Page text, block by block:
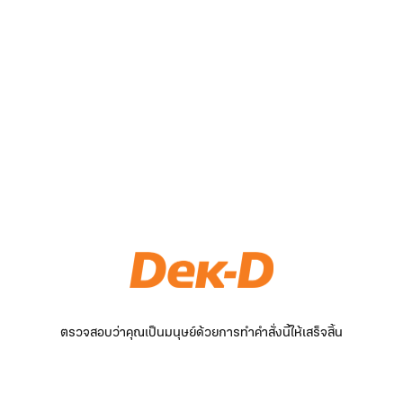
ตรวจสอบว่าคุณเป็นมนุษย์ด้วยการทำคำสั่งนี้ให้เสร็จสิ้น